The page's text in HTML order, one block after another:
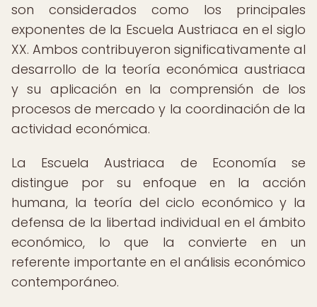
son considerados como los principales
exponentes de la Escuela Austriaca en el siglo
XX. Ambos contribuyeron significativamente al
desarrollo de la teoría económica austriaca
y su aplicación en la comprensión de los
procesos de mercado y la coordinación de la
actividad económica.
La Escuela Austriaca de Economía se
distingue por su enfoque en la acción
humana, la teoría del ciclo económico y la
defensa de la libertad individual en el ámbito
económico, lo que la convierte en un
referente importante en el análisis económico
contemporáneo.